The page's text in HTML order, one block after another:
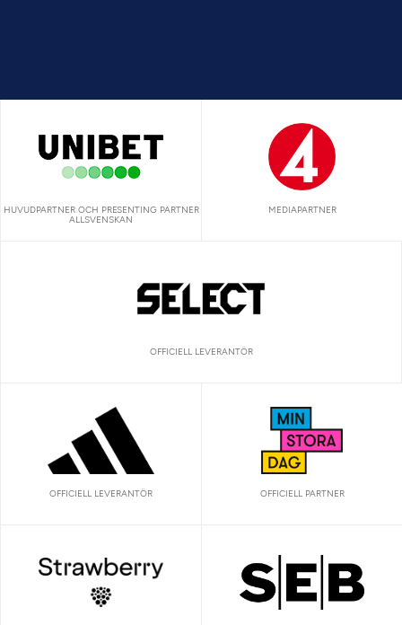
HUVUDPARTNER OCH PRESENTING PARTNER
ALLSVENSKAN
MEDIAPARTNER
OFFICIELL LEVERANTÖR
OFFICIELL LEVERANTÖR OFFICIELL PARTNER